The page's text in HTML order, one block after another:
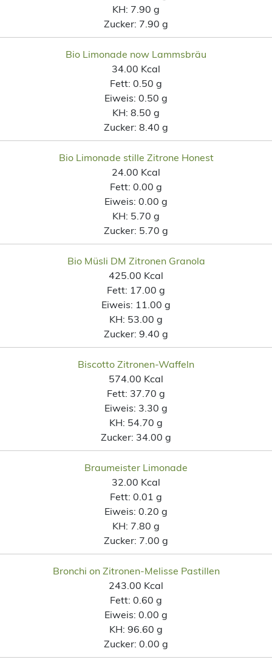
KH: 7.90 g
Zucker: 7.90 g
Bio Limonade now Lammsbräu
34.00 Kcal
Fett: 0.50 g
Eiweis: 0.50 g
KH: 8.50 g
Zucker: 8.40 g
Bio Limonade stille Zitrone Honest
24.00 Kcal
Fett: 0.00 g
Eiweis: 0.00 g
KH: 5.70 g
Zucker: 5.70 g
Bio Müsli DM Zitronen Granola
425.00 Kcal
Fett: 17.00 g
Eiweis: 11.00 g
KH: 53.00 g
Zucker: 9.40 g
Biscotto Zitronen-Waffeln
574.00 Kcal
Fett: 37.70 g
Eiweis: 3.30 g
KH: 54.70 g
Zucker: 34.00 g
Braumeister Limonade
32.00 Kcal
Fett: 0.01 g
Eiweis: 0.20 g
KH: 7.80 g
Zucker: 7.00 g
Bronchi on Zitronen-Melisse Pastillen
243.00 Kcal
Fett: 0.60 g
Eiweis: 0.00 g
KH: 96.60 g
Zucker: 0.00 g